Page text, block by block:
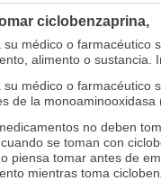
ciclobenzaprina,
su médico o farmacéutico
alimento o sustancia.
su médico o farmacéutico
de la
no deben
se toman con
piensa tomar antes de
mientras toma